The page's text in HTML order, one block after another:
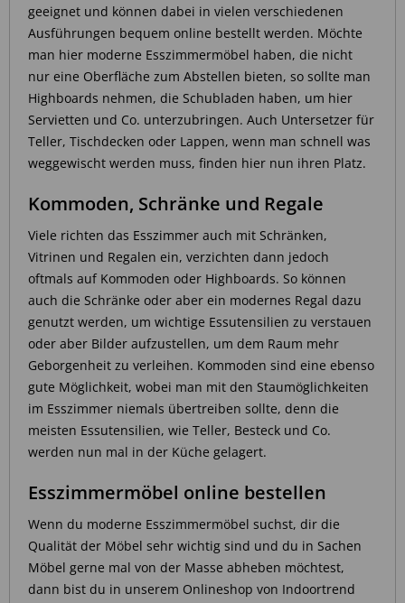
geeignet und können dabei in vielen verschiedenen
Ausführungen bequem online bestellt werden. Möchte
man hier moderne Esszimmermöbel haben, die nicht
nur eine Oberfläche zum Abstellen bieten, so sollte man
Highboards nehmen, die Schubladen haben, um hier
Servietten und Co. unterzubringen. Auch Untersetzer für
Teller, Tischdecken oder Lappen, wenn man schnell was
weggewischt werden muss, finden hier nun ihren Platz.
Kommoden, Schränke und Regale
Viele richten das Esszimmer auch mit Schränken,
Vitrinen und Regalen ein, verzichten dann jedoch
oftmals auf Kommoden oder Highboards. So können
auch die Schränke oder aber ein modernes Regal dazu
genutzt werden, um wichtige Essutensilien zu verstauen
oder aber Bilder aufzustellen, um dem Raum mehr
Geborgenheit zu verleihen. Kommoden sind eine ebenso
gute Möglichkeit, wobei man mit den Staumöglichkeiten
im Esszimmer niemals übertreiben sollte, denn die
meisten Essutensilien, wie Teller, Besteck und Co.
werden nun mal in der Küche gelagert.
Esszimmermöbel online bestellen
Wenn du moderne Esszimmermöbel suchst, dir die
Qualität der Möbel sehr wichtig sind und du in Sachen
Möbel gerne mal von der Masse abheben möchtest,
dann bist du in unserem Onlineshop von Indoortrend